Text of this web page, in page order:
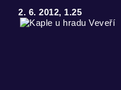
2. 6. 2012, 1.25